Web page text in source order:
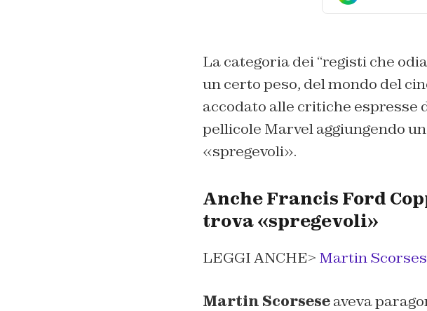
La categoria dei “registi che
un certo peso, del mondo del
accodato alle critiche espresse
pellicole Marvel aggiungendo
«spregevoli».
Anche Francis Ford
trova «spregevoli»
LEGGI ANCHE> Martin
Martin Scorseseaveva